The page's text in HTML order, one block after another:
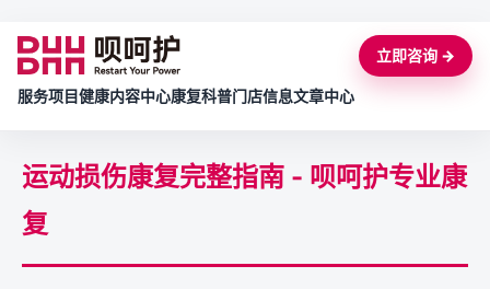
服务项目健康内容中心康复科普门店信息文章中心
立即咨询 →
运动损伤康复完整指南 - 呗呵护专业康
复